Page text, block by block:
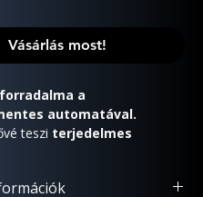
Vásárlás most!
a
automatával.
teszi terjedelmes
és egy